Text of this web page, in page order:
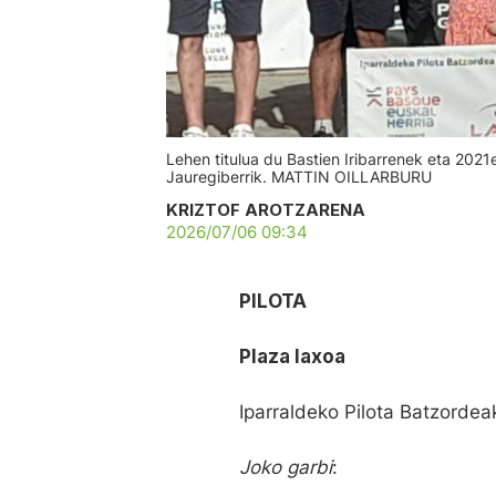
Lehen titulua du Bastien Iribarrenek eta
Jauregiberrik. MATTIN OILLARBURU
KRIZTOF AROTZARENA
2026/07/06 09:34
PILOTA
Plaza laxoa
Iparraldeko Pilota
Joko garbi: